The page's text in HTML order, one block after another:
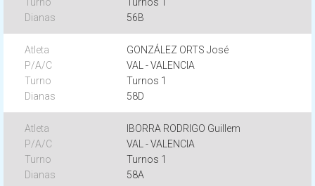
56B
GONZÁLEZ ORTS José
VAL - VALENCIA
Turnos 1
58D
IBORRA RODRIGO Guillem
VAL - VALENCIA
Turnos 1
58A